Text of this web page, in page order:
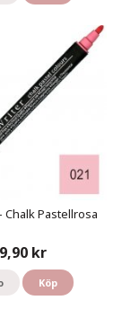
Chalk Pastellrosa
kr
Köp